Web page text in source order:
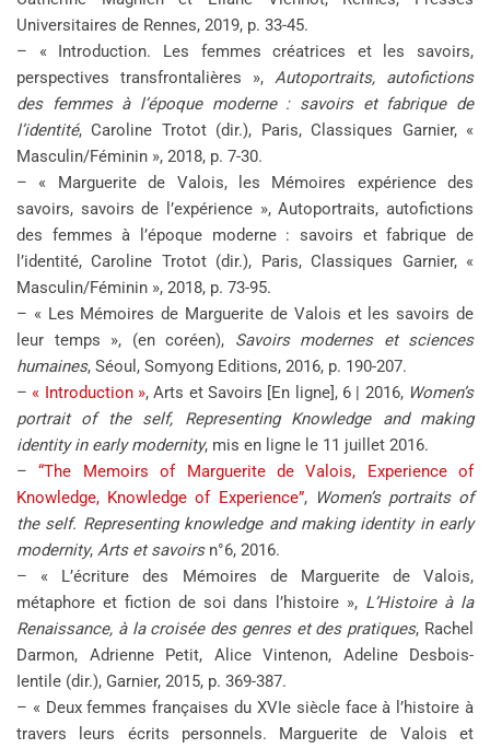
Universitaires de Rennes, 2019, p. 33-45.
– « Introduction. Les femmes créatrices et les savoirs,
perspectives transfrontalières », Autoportraits, autofictions
des femmes à l’époque moderne : savoirs et fabrique de
l’identité, Caroline Trotot (dir.), Paris, Classiques Garnier, «
Masculin/Féminin », 2018, p. 7-30.
– « Marguerite de Valois, les Mémoires expérience des
savoirs, savoirs de l’expérience », Autoportraits, autofictions
des femmes à l’époque moderne : savoirs et fabrique de
l’identité, Caroline Trotot (dir.), Paris, Classiques Garnier, «
Masculin/Féminin », 2018, p. 73-95.
– « Les Mémoires de Marguerite de Valois et les savoirs de
leur temps », (en coréen), Savoirs modernes et sciences
humaines, Séoul, Somyong Editions, 2016, p. 190-207.
– « Introduction », Arts et Savoirs [En ligne], 6 | 2016, Women’s
portrait of the self, Representing Knowledge and making
identity in early modernity, mis en ligne le 11 juillet 2016.
–“The Memoirs of Marguerite de Valois, Experience of
Knowledge, Knowledge of Experience”, Women’s portraits of
the self. Representing knowledge and making identity in early
modernity, Arts et savoirsn°6, 2016.
– « L’écriture des Mémoires de Marguerite de Valois,
métaphore et fiction de soi dans l’histoire », L’Histoire à la
Renaissance, à la croisée des genres et des pratiques, Rachel
Darmon, Adrienne Petit, Alice Vintenon, Adeline Desbois-
Ientile (dir.), Garnier, 2015, p. 369-387.
– « Deux femmes françaises du XVIe siècle face à l’histoire à
travers leurs écrits personnels. Marguerite de Valois et